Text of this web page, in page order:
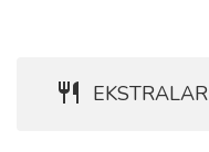
EKSTRALAR